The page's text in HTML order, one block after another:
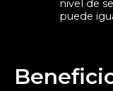
nivel de
puede